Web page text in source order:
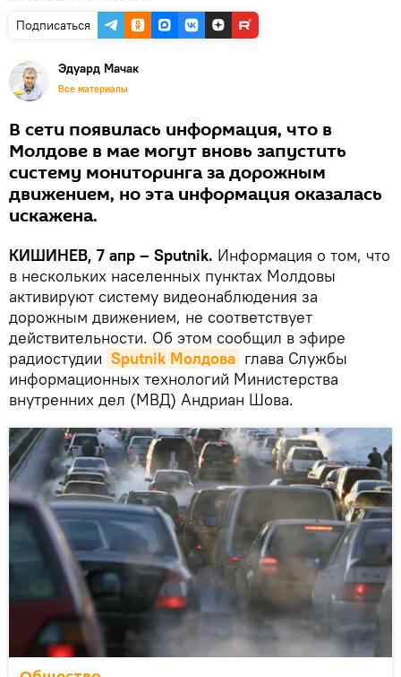
Подписаться
Эдуард Мачак
Все материалы
В сети появилась информация, что в
Молдове в мае могут вновь запустить
систему мониторинга за дорожным
движением, но эта информация оказалась
искажена.
КИШИНЕВ, 7 апр – Sputnik. Информация о том, что
в нескольких населенных пунктах Молдовы
активируют систему видеонаблюдения за
дорожным движением, не соответствует
действительности. Об этом сообщил в эфире
радиостудии Sputnik Молдова глава Службы
информационных технологий Министерства
внутренних дел (МВД) Андриан Шова.